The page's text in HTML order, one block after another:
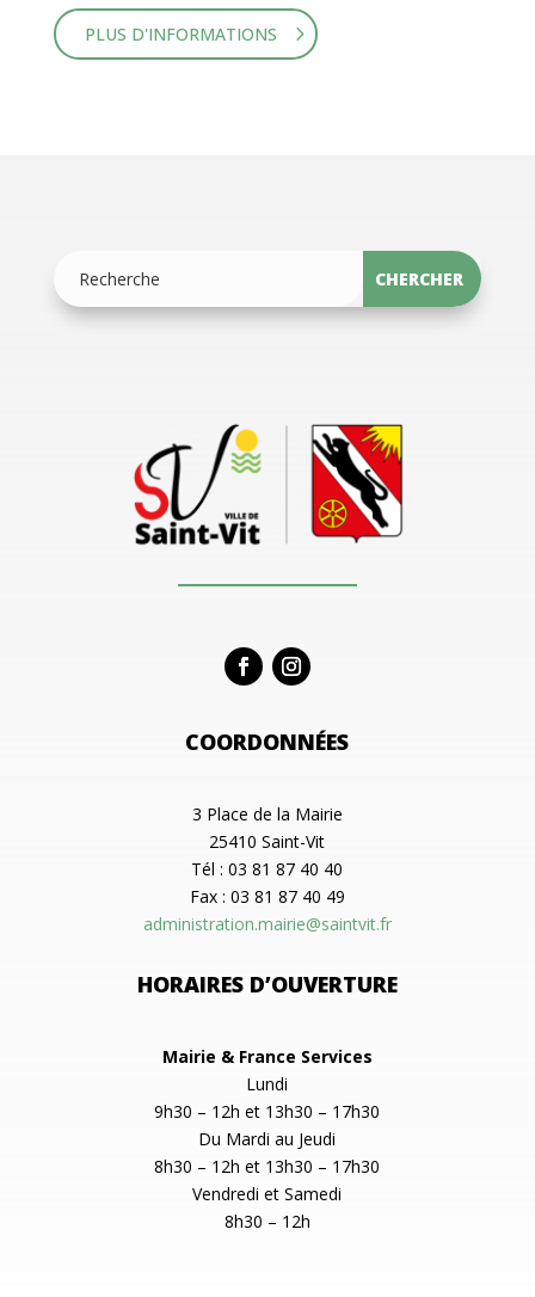
PLUS D'INFORMATIONS
COORDONNÉES
3 Place de la Mairie
25410 Saint-Vit
Tél : 03 81 87 40 40
Fax : 03 81 87 40 49
administration.mairie@saintvit.fr
HORAIRES D’OUVERTURE
Mairie & France Services
Lundi
9h30 – 12h et 13h30 – 17h30
Du Mardi au Jeudi
8h30 – 12h et 13h30 – 17h30
Vendredi et Samedi
8h30 – 12h